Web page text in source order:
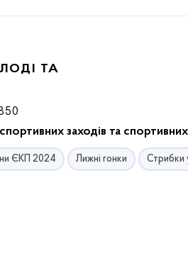
ТА
заходів та спортивних
ЄКП 2024 Лижні гонки Стрибки